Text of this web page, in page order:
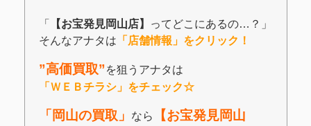
「 【お宝発見岡山店】
ってどこにあるの…？」
そんなアナタは 「店舗情報」をクリック！
”高価買取”を狙うアナタは
「ＷＥＢチラシ」をチェック☆
「岡山の買取」 なら
【お宝発見岡山